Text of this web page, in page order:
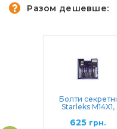
Разом дешевше:
Болти секретні
Starleks М14Х1,
(384110Х-2Key)
625 грн.